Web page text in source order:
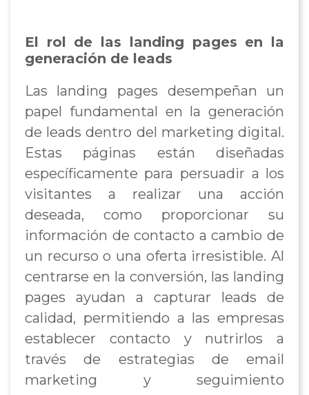
El rol de las landing pages en la
generación de leads
Las landing pages desempeñan un
papel fundamental en la generación
de leads dentro del marketing digital.
Estas páginas están diseñadas
específicamente para persuadir a los
visitantes a realizar una acción
deseada, como proporcionar su
información de contacto a cambio de
un recurso o una oferta irresistible. Al
centrarse en la conversión, las landing
pages ayudan a capturar leads de
calidad, permitiendo a las empresas
establecer contacto y nutrirlos a
través de estrategias de email
marketing y seguimiento